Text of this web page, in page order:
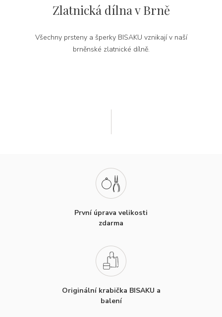
Zlatnická dílna v Brně
Všechny prsteny a šperky BISAKU vznikají v naší
brněnské zlatnické dílně.
První úprava velikosti
zdarma
Originální krabička BISAKU a
balení